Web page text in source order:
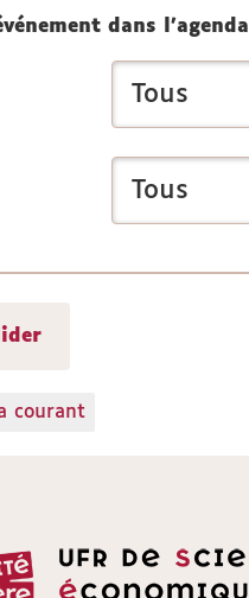
dans l'agenda
courant